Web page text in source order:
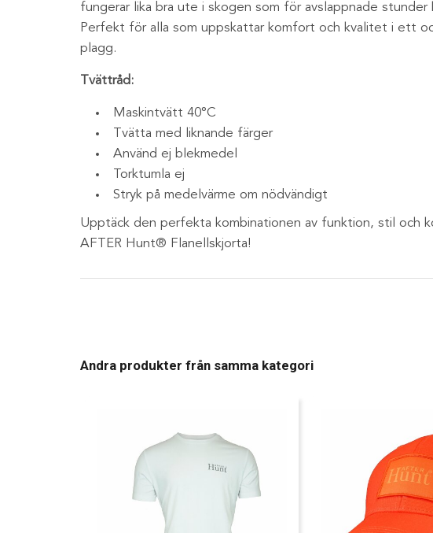
fungerar lika bra ute i skogen som för avslappnade stunder
Perfekt för alla som uppskattar komfort och kvalitet i ett
plagg.
Tvättråd:
Maskintvätt 40°C
Tvätta med liknande färger
Använd ej blekmedel
Torktumla ej
Stryk på medelvärme om nödvändigt
Upptäck den perfekta kombinationen av funktion, stil och
AFTER Hunt® Flanellskjorta!
Andra produkter från samma kategori